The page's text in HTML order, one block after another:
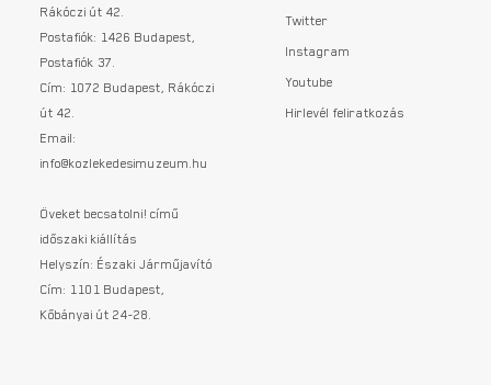
Rákóczi út 42.
Postafiók: 1426 Budapest,
Postafiók 37.
Cím: 1072 Budapest, Rákóczi
út 42.
Email:
info@kozlekedesimuzeum.hu
Öveket becsatolni! című
időszaki kiállítás
Helyszín: Északi Járműjavító
Cím: 1101 Budapest,
Kőbányai út 24-28.
Twitter
Instagram
Youtube
Hirlevél feliratkozás